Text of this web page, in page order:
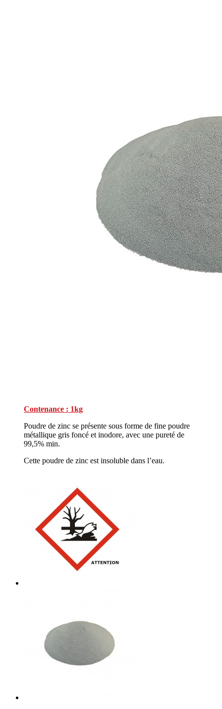
Contenance : 1kg
Poudre de zinc se présente sous forme de fine poudre
métallique gris foncé et inodore, avec une pureté de
99,5% min.
Cette poudre de zinc est insoluble dans l’eau.